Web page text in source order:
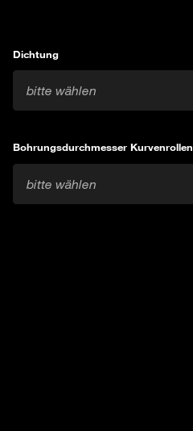
Dichtung
bitte wählen
Bohrungsdurchmesser Kurvenrollen
bitte wählen